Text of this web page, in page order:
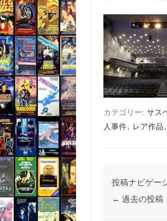
カテゴリー: サス
人事件, レア作品 ,
投稿ナビゲー
← 過去の投稿